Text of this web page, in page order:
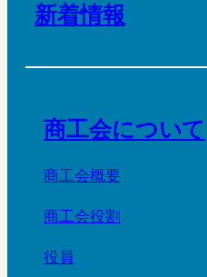
新着情報
商工会について
商工会概要
商工会役割
役員